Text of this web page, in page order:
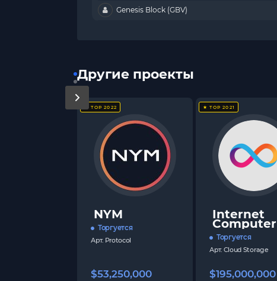
Genesis Block (GBV)
Другие проекты
★ TOP 2022
NYM
Торгуется
Арт. Protocol
$53,250,000
★ TOP 2021
Internet
Computer
Торгуется
Арт. Cloud Storage
$195,000,000